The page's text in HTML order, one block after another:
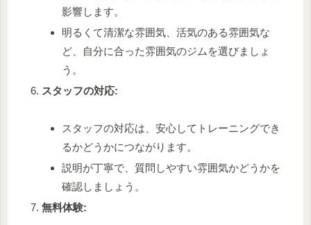
影響します。
明るくて清潔な雰囲気、活気のある雰囲気な
ど、自分に合った雰囲気のジムを選びましょ
う。
スタッフの対応:
スタッフの対応は、安心してトレーニングでき
るかどうかにつながります。
説明が丁寧で、質問しやすい雰囲気かどうかを
確認しましょう。
無料体験: